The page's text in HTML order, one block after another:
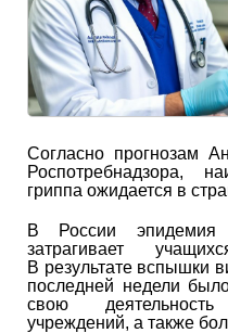
Согласно прогнозам
Роспотребнадзора,
гриппа ожидается в
В России эпидемия
затрагивает
В результате вспышки
последней недели
свою
учреждений, а также